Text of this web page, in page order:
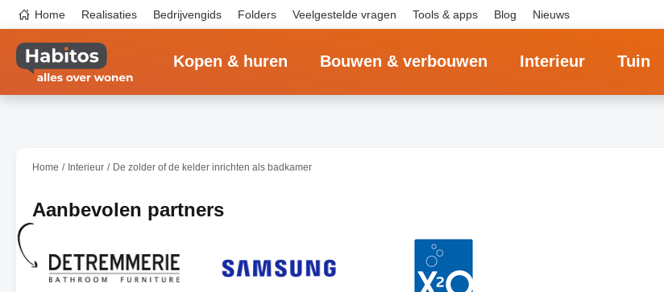
naar
inhoud
gaan
Top
navigation
Home Realisaties Bedrijvengids Folders Veelgestelde vragen Tools & apps Blog Nieuws
Kopen & huren Bouwen & verbouwen Interieur Tuin
Home Interieur De zolder of de kelder inrichten als badkamer
Aanbevolen partners